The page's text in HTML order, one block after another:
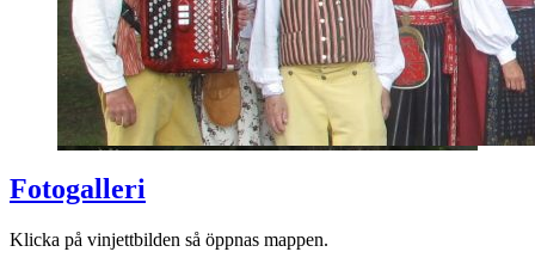
Fotogalleri
Klicka på vinjettbilden så öppnas mappen.